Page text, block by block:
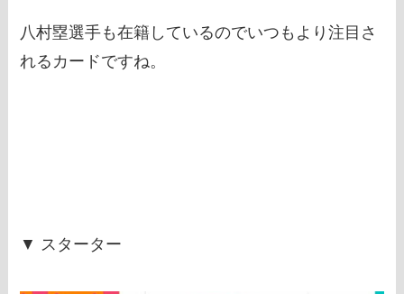
八村塁選手も在籍しているのでいつもより注目さ
れるカードですね。
▼ スターター